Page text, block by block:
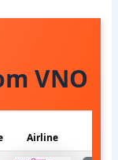
VNO
Airline